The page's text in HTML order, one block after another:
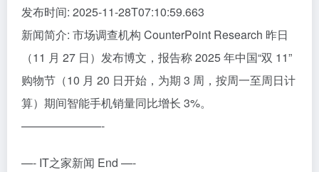
发布时间: 2025-11-28T07:10:59.663
新闻简介: 市场调查机构 CounterPoint Research 昨日
（11 月 27 日）发布博文，报告称 2025 年中国“双 11”
购物节（10 月 20 日开始，为期 3 周，按周一至周日计
算）期间智能手机销量同比增长 3%。
———————-
—- IT之家新闻 End —-